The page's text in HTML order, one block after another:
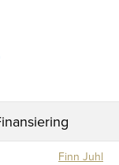
Finn Juhl